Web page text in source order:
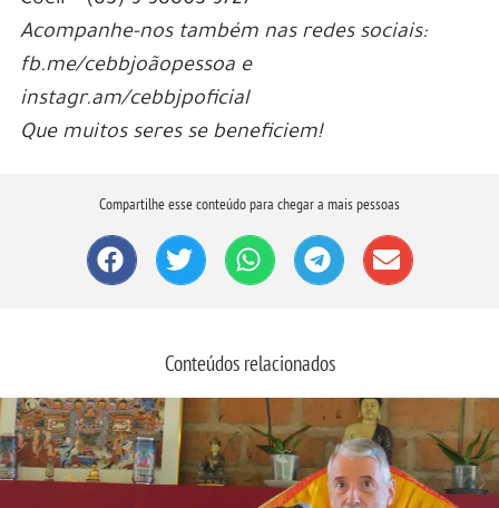
Acompanhe-nos também nas redes sociais:
fb.me/cebbjoãopessoa e
instagr.am/cebbjpoficial
Que muitos seres se beneficiem!
Compartilhe esse conteúdo para chegar a mais pessoas
Conteúdos relacionados